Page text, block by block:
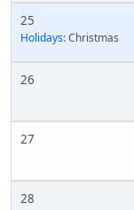
25
Holidays:Christmas
26
27
28